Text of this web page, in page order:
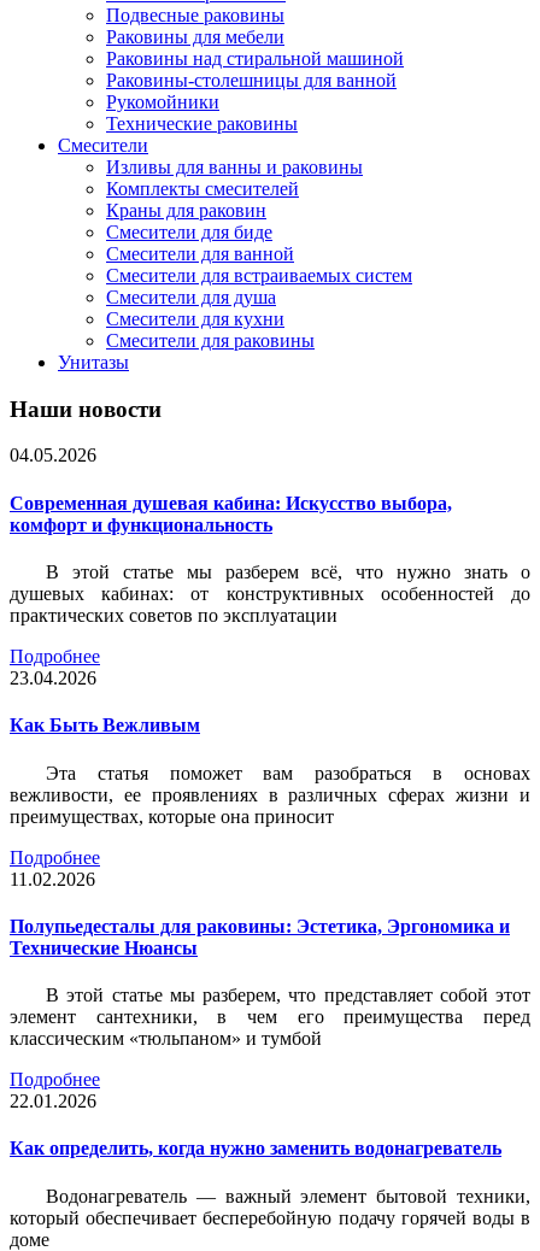
Подвесные раковины
Раковины для мебели
Раковины над стиральной машиной
Раковины-столешницы для ванной
Рукомойники
Технические раковины
Смесители
Изливы для ванны и раковины
Комплекты смесителей
Краны для раковин
Смесители для биде
Смесители для ванной
Смесители для встраиваемых систем
Смесители для душа
Смесители для кухни
Смесители для раковины
Унитазы
Наши новости
04.05.2026
Современная душевая кабина: Искусство выбора,
комфорт и функциональность
В этой статье мы разберем всё, что нужно знать о
душевых кабинах: от конструктивных особенностей до
практических советов по эксплуатации
Подробнее
23.04.2026
Как Быть Вежливым
Эта статья поможет вам разобраться в основах
вежливости, ее проявлениях в различных сферах жизни и
преимуществах, которые она приносит
Подробнее
11.02.2026
Полупьедесталы для раковины: Эстетика, Эргономика и
Технические Нюансы
В этой статье мы разберем, что представляет собой этот
элемент сантехники, в чем его преимущества перед
классическим «тюльпаном» и тумбой
Подробнее
22.01.2026
Как определить, когда нужно заменить водонагреватель
Водонагреватель — важный элемент бытовой техники,
который обеспечивает бесперебойную подачу горячей воды в
доме